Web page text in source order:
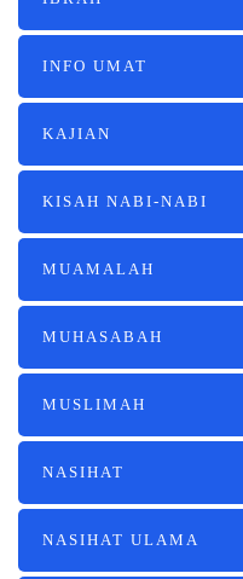
INFO UMAT
KAJIAN
KISAH NABI-NABI
MUAMALAH
MUHASABAH
MUSLIMAH
NASIHAT
NASIHAT ULAMA